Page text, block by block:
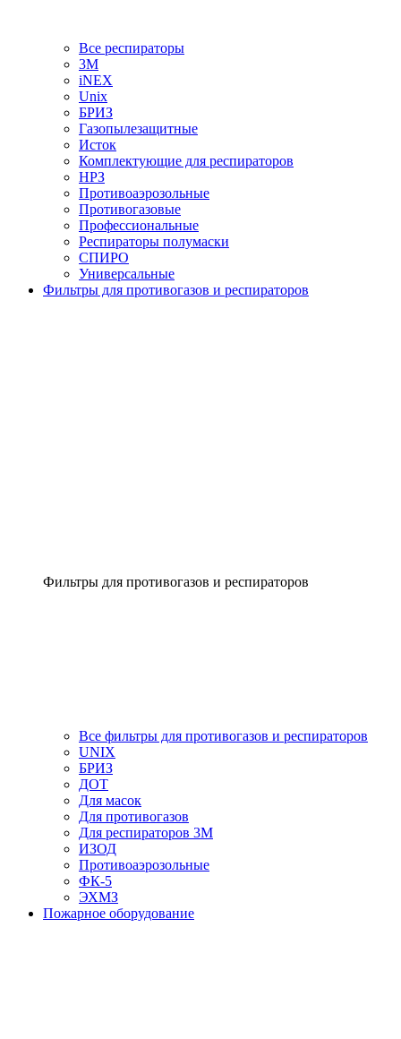
Все респираторы
3М
iNEX
Unix
БРИЗ
Газопылезащитные
Исток
Комплектующие для респираторов
НРЗ
Противоаэрозольные
Противогазовые
Профессиональные
Респираторы полумаски
СПИРО
Универсальные
Фильтры для противогазов и респираторов
Фильтры для противогазов и респираторов
Все фильтры для противогазов и респираторов
UNIX
БРИЗ
ДОТ
Для масок
Для противогазов
Для респираторов 3М
ИЗОД
Противоаэрозольные
ФК-5
ЭХМЗ
Пожарное оборудование